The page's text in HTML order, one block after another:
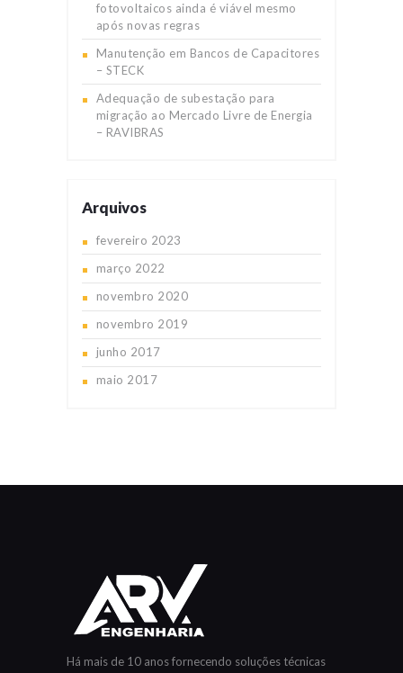
fotovoltaicos ainda é viável mesmo
após novas regras
Manutenção em Bancos de Capacitores
– STECK
Adequação de subestação para
migração ao Mercado Livre de Energia
– RAVIBRAS
Arquivos
fevereiro 2023
março 2022
novembro 2020
novembro 2019
junho 2017
maio 2017
Há mais de 10 anos fornecendo soluções técnicas